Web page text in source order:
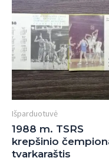
Išparduotuvė
1988 m. TSRS
krepšinio
tvarkaraštis